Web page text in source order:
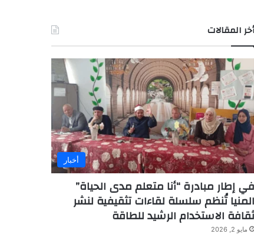
أخر المقالات
أخبار
في إطار مبادرة “أنا متعلم مدى الحياة”
المنيا تُنظم سلسلة لقاءات تثقيفية لنشر
ثقافة الاستخدام الرشيد للطاقة
مايو 2, 2026